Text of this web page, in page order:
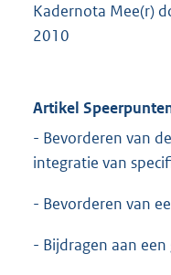
Kadernota Mee(r)
2010
Artikel
- Bevorderen van
integratie van
- Bevorderen van
- Bijdragen aan